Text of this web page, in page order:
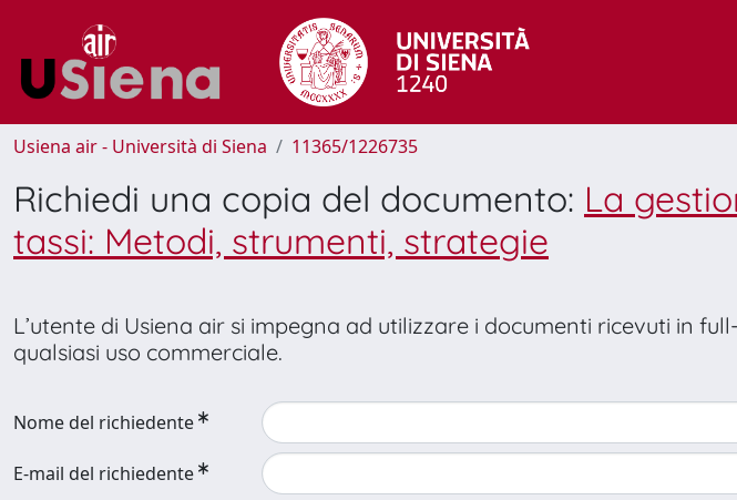
Usiena air - Università di Siena 11365/1226735
Richiedi una copia del documento: La
tassi: Metodi, strumenti, strategie
L’utente di Usiena air si impegna ad utilizzare i documenti ricevuti in
qualsiasi uso commerciale.
Nome del richiedente
E-mail del richiedente